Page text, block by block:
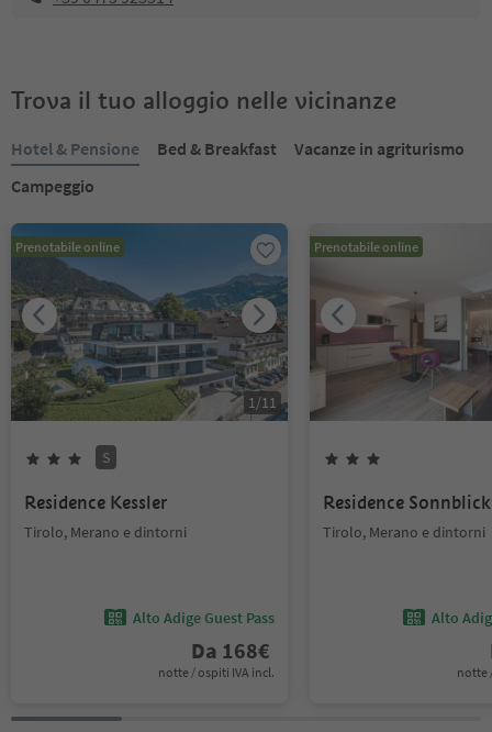
Trova il tuo alloggio nelle vicinanze
Hotel & Pensione Bed & Breakfast
Vacanze in agriturismo
Campeggio
Prenotabile online
1/11
S
Residence Kessler
Tirolo, Merano e dintorni
Alto Adige Guest Pass
Da 168€
notte / ospiti IVA incl.
Prenotabile online
Residence Sonnblick
Tirolo, Merano e dintorni
Alto
notte